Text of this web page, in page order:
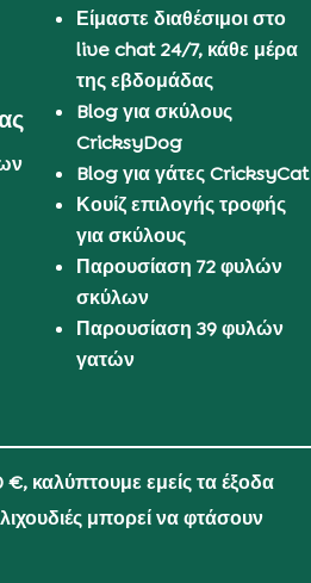
Είμαστε διαθέσιμοι στο
live chat 24/7, κάθε μέρα
της εβδομάδας
Blog για σκύλους
CricksyDog
Blog για γάτες CricksyCat
Κουίζ επιλογής τροφής
για σκύλους
Παρουσίαση 72 φυλών
σκύλων
Παρουσίαση 39 φυλών
γατών
καλύπτουμε εμείς τα έξοδα
μπορεί να φτάσουν